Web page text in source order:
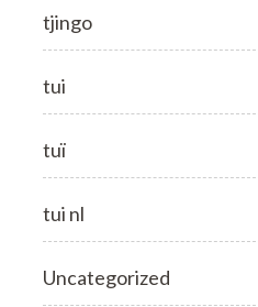
tjingo
tui
tuï
tui nl
Uncategorized